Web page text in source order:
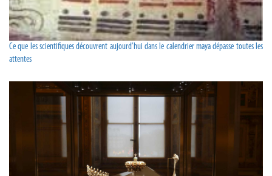
Ce que les scientifiques découvrent aujourd’hui dans le calendrier maya dépasse toutes les
attentes